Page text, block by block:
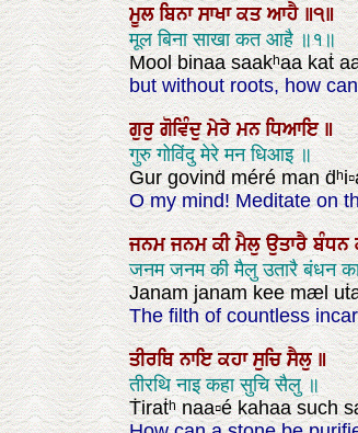
ਮੂਲਬਿਨਾਸਾਖਾਕਤਆਹੈ॥੧॥
मूल बिना साखा कत आहै ॥१॥
Mool binaa saakʰaa kaṫ
but without roots, how
ਗੁਰੁਗੋਵਿੰਦੁਮੇਰੇਮਨਧਿਆਇ॥
गुरु गोविंदु मेरे मन धिआइ ॥
Gur govinḋ méré man
O my mind! Meditate on
ਜਨਮਜਨਮਕੀਮੈਲੁਉਤਾਰੈਬੰਧਨ
जनम जनम की मैलु उतारै बंधन
Janam janam kee mæl
The filth of countless
ਤੀਰਥਿਨਾਇਕਹਾਸੁਚਿਸੈਲੁ॥
तीरथि नाइ कहा सुचि सैलु ॥
Ṫiraṫʰ naa▫é kahaa such